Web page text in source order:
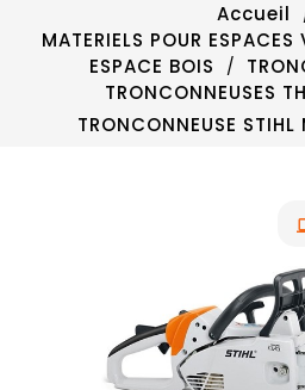
Accueil
MATERIELS POUR
ESPACE BOIS
TRONCONNEUSES
TRONCONNEUSE